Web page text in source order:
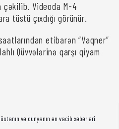
çəkilib. Videoda M-4
tüstü çıxdığı görünür.
etibarən “Vaqner”
Qüvvələrinə qarşı qiyam
və dünyanın ən vacib xəbərləri